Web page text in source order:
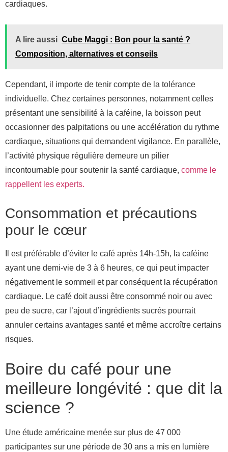
cardiaques.
A lire aussi Cube Maggi : Bon pour la santé ?
Composition, alternatives et conseils
Cependant, il importe de tenir compte de la tolérance
individuelle. Chez certaines personnes, notamment celles
présentant une sensibilité à la caféine, la boisson peut
occasionner des palpitations ou une accélération du rythme
cardiaque, situations qui demandent vigilance. En parallèle,
l’activité physique régulière demeure un pilier
incontournable pour soutenir la santé cardiaque, comme le
rappellent les experts.
Consommation et précautions
pour le cœur
Il est préférable d’éviter le café après 14h-15h, la caféine
ayant une demi-vie de 3 à 6 heures, ce qui peut impacter
négativement le sommeil et par conséquent la récupération
cardiaque. Le café doit aussi être consommé noir ou avec
peu de sucre, car l’ajout d’ingrédients sucrés pourrait
annuler certains avantages santé et même accroître certains
risques.
Boire du café pour une
meilleure longévité : que dit la
science ?
Une étude américaine menée sur plus de 47 000
participantes sur une période de 30 ans a mis en lumière